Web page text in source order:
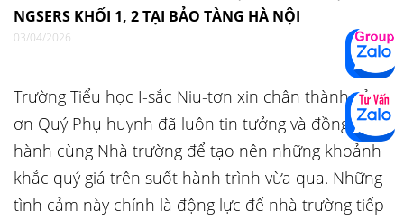
NGSERS KHỐI 1, 2 TẠI BẢO TÀNG HÀ NỘI
03/04/2026
Trường Tiểu học I-sắc Niu-tơn xin chân thành cảm
ơn Quý Phụ huynh đã luôn tin tưởng và đồng
hành cùng Nhà trường để tạo nên những khoảnh
khắc quý giá trên suốt hành trình vừa qua. Những
tình cảm này chính là động lực để nhà trường tiếp